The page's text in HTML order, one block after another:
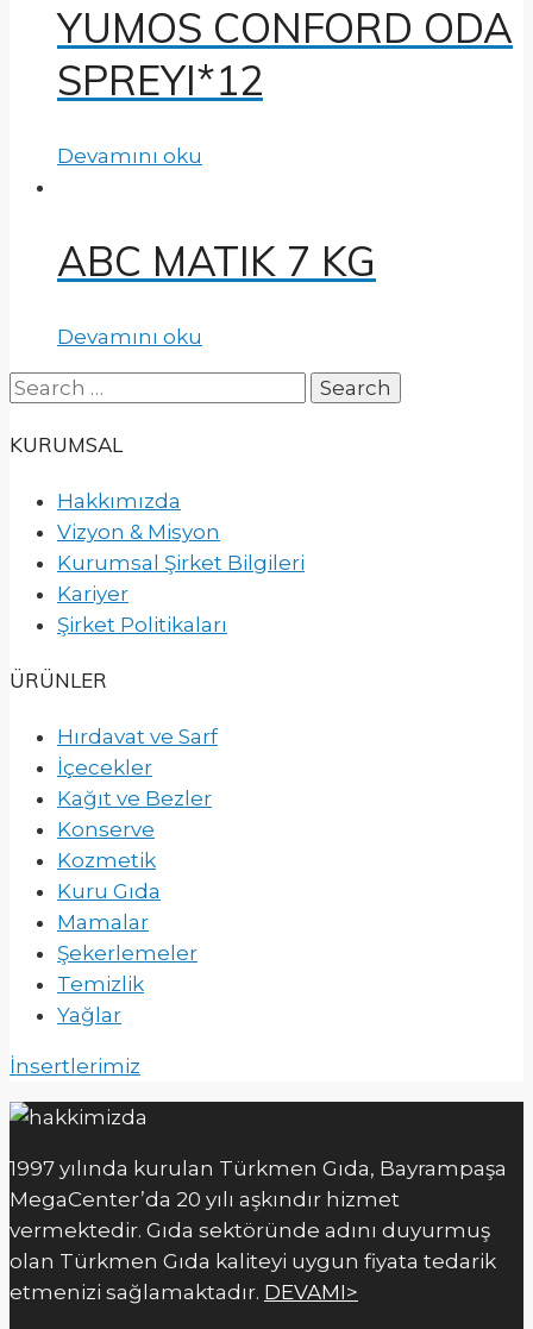
YUMOS CONFORD ODA
SPREYI*12
Devamını oku
ABC MATIK 7 KG
Devamını oku
Search
KURUMSAL
Hakkımızda
Vizyon & Misyon
Kurumsal Şirket Bilgileri
Kariyer
Şirket Politikaları
ÜRÜNLER
Hırdavat ve Sarf
İçecekler
Kağıt ve Bezler
Konserve
Kozmetik
Kuru Gıda
Mamalar
Şekerlemeler
Temizlik
Yağlar
İnsertlerimiz
1997 yılında kurulan Türkmen Gıda, Bayrampaşa
MegaCenter’da 20 yılı aşkındır hizmet
vermektedir. Gıda sektöründe adını duyurmuş
olan Türkmen Gıda kaliteyi uygun fiyata tedarik
etmenizi sağlamaktadır. DEVAMI>